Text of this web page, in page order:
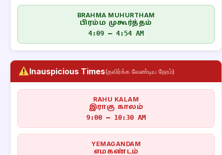
BRAHMA MUHURTHAM
பிரம்ம முகூர்த்தம்
4:09 – 4:54 AM
Inauspicious Times(தவிர்க்க வேண்டிய நேரம்)
RAHU KALAM
இராகு காலம்
9:00 – 10:30 AM
YEMAGANDAM
எமகண்டம்